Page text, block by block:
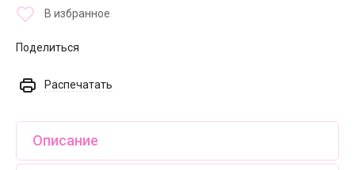
В избранное
Поделиться
Распечатать
Описание